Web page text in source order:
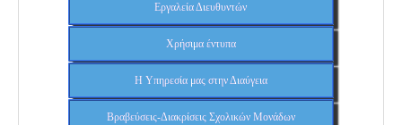
Εργαλεία Διευθυντών
Χρήσιμα έντυπα
Η Υπηρεσία μας στην Διαύγεια
Βραβεύσεις-Διακρίσεις Σχολικών Μονάδων